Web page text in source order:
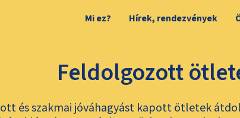
Mi ez? Hírek, rendezvények
Feldolgozott
és szakmai jóváhagyást kapott ötletek